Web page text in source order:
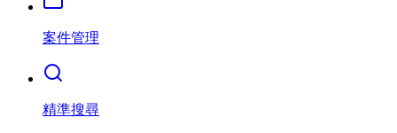
案件管理
精準搜尋